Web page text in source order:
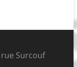
Surcouf